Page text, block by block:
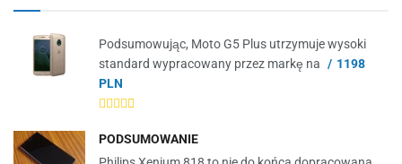
Podsumowując, Moto G5 Plus utrzymuje wysoki
standard wypracowany przez markę na
1198
PLN
PODSUMOWANIE